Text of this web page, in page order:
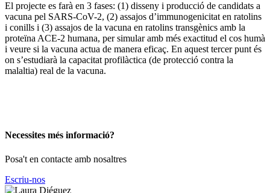
El projecte es farà en 3 fases: (1) disseny i producció de candidats a
vacuna pel SARS-CoV-2, (2) assajos d’immunogenicitat en ratolins
i conills i (3) assajos de la vacuna en ratolins transgènics amb la
proteïna ACE-2 humana, per simular amb més exactitud el cos humà
i veure si la vacuna actua de manera eficaç. En aquest tercer punt és
on s’estudiarà la capacitat profilàctica (de protecció contra la
malaltia) real de la vacuna.
Necessites més informació?
Posa't en contacte amb nosaltres
Escriu-nos